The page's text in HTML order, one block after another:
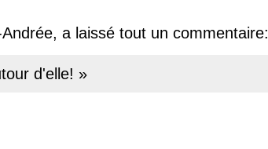
a laissé tout un commentaire:
d'elle! »